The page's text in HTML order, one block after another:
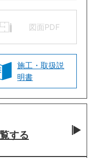
図面PDF
施工・取扱説
明書
する